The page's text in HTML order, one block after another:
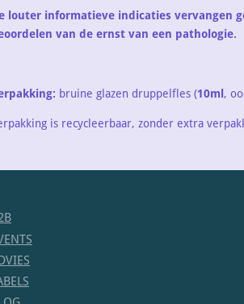
louter informatieve indicaties vervangen
van de ernst van een pathologie.
bruine glazen druppelfles (10ml ,
is recycleerbaar, zonder extra